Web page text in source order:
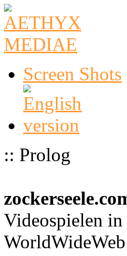
Screen Shots
:: Prolog
Videospielen in